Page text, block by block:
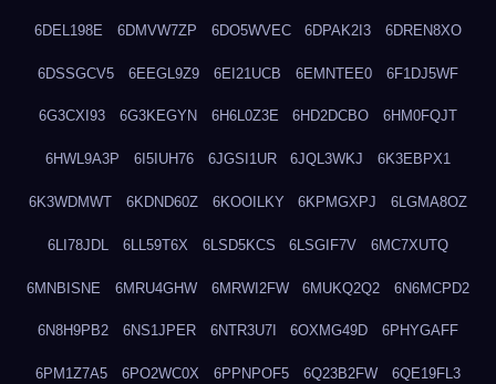
6DEL198E 6DMVW7ZP 6DO5WVEC 6DPAK2I3 6DREN8XO
6DSSGCV5 6EEGL9Z9 6EI21UCB 6EMNTEE0 6F1DJ5WF
6G3CXI93 6G3KEGYN 6H6L0Z3E 6HD2DCBO 6HM0FQJT
6HWL9A3P 6I5IUH76 6JGSI1UR 6JQL3WKJ 6K3EBPX1
6K3WDMWT 6KDND60Z 6KOOILKY 6KPMGXPJ 6LGMA8OZ
6LI78JDL 6LL59T6X 6LSD5KCS 6LSGIF7V 6MC7XUTQ
6MNBISNE 6MRU4GHW 6MRWI2FW 6MUKQ2Q2 6N6MCPD2
6N8H9PB2 6NS1JPER 6NTR3U7I 6OXMG49D 6PHYGAFF
6PM1Z7A5 6PO2WC0X 6PPNPOF5 6Q23B2FW 6QE19FL3